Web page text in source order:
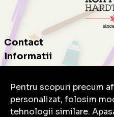
Contact
Informatii
Pentru scopuri precum
personalizat, folosim
tehnologii similare.